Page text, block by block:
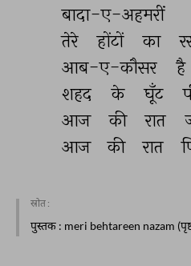
बादा-ए-अहमरीं
तेरे
होंटों का
आब-ए-कौसर
है
शहद
के घूँट
आज
की रात
आज
की रात
स्रोत :
पुस्तक : meri behtareen nazam